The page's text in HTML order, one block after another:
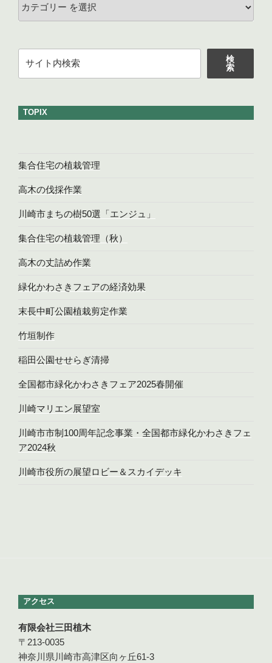
テ
検
索
TOPIX
集合住宅の植栽管理
高木の伐採作業
川崎市まちの樹50選「エンジュ」
集合住宅の植栽管理（秋）
高木の丈詰め作業
緑化かわさきフェアの経済効果
末長中町公園植栽剪定作業
竹垣制作
稲田公園せせらぎ清掃
全国都市緑化かわさきフェア2025春開催
川崎マリエン展望室
川崎市市制100周年記念事業・全国都市緑化かわさきフェ
ア2024秋
川崎市役所の展望ロビー＆スカイデッキ
アクセス
有限会社三田植木
〒213-0035
神奈川県川崎市高津区向ヶ丘61-3